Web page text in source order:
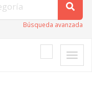
Búsqueda avanzada
Toggle